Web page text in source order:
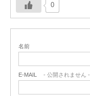
0
名前
E-MAIL - 公開されません -